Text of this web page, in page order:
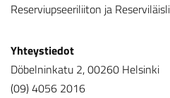
Reserviupseeriliiton ja
Yhteystiedot
Döbelninkatu 2, 00260 Helsinki
(09) 4056 2016